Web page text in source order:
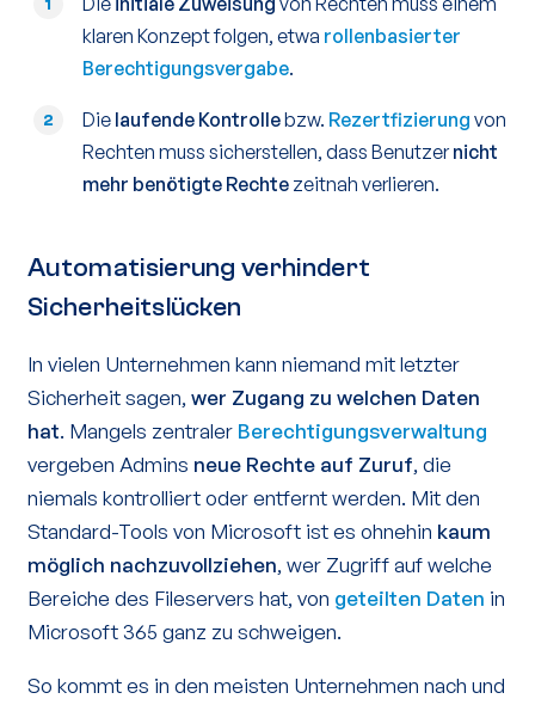
1
klaren Konzept folgen, etwa rollenbasierter
Berechtigungsvergabe.
2 Die laufende Kontrollebzw. Rezertfizierung von
Rechten muss sicherstellen, dass Benutzernicht
mehr benötigte Rechte zeitnah verlieren.
Automatisierung verhindert
Sicherheitslücken
In vielen Unternehmen kann niemand mit letzter
Sicherheit sagen, wer Zugang zu welchen Daten
hat. Mangels zentraler Berechtigungsverwaltung
vergeben Admins neue Rechte auf Zuruf, die
niemals kontrolliert oder entfernt werden. Mit den
Standard-Tools von Microsoft ist es ohnehin kaum
möglich nachzuvollziehen, wer Zugriff auf welche
Bereiche des Fileservers hat, von geteilten Daten in
Microsoft 365 ganz zu schweigen.
So kommt es in den meisten Unternehmen nach und